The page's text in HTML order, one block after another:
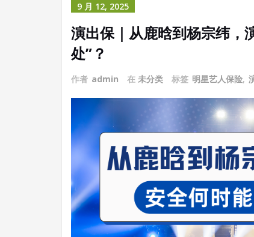
9 月 12, 2025
演出保｜从鹿晗到杨宗纬，
处”？
作者 admin 在 未分类 标签 明星艺人保险,